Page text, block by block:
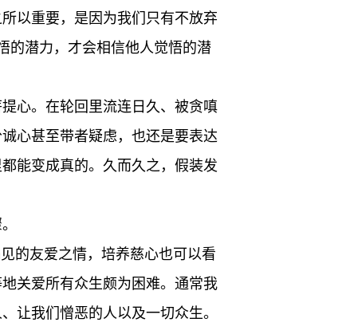
以重要，是因为我们只有不放弃
的潜力，才会相信他人觉悟的潜
心。在轮回里流连日久、被贪嗔
心甚至带者疑虑，也还是要表达
能变成真的。久而久之，假装发
的友爱之情，培养慈心也可以看
关爱所有众生颇为困难。通常我
让我们憎恶的人以及一切众生。